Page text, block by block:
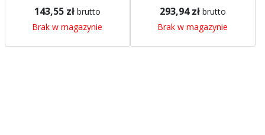
143,55 zł brutto
Brak w magazynie
293,94 zł brutto
Brak w magazynie